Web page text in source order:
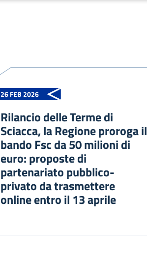
26 FEB 2026
Rilancio delle Terme di
Sciacca, la Regione proroga il
bando Fsc da 50 milioni di
euro: proposte di
partenariato pubblico-
privato da trasmettere
online entro il 13 aprile